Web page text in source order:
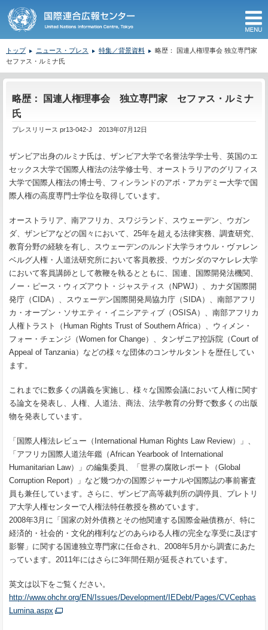
トップ ニュース・プレス 特集／背景資料
略歴： 国連人権理事会 独立専門家
セファス・ルミナ氏
略歴： 国連人権理事会 独立専門家 セファス・ルミナ
氏
プレスリリース pr13-042-J 2013年07月12日
ザンビア出身のルミナ氏は、ザンビア大学で名誉法学学士号、英国のエ
セックス大学で国際人権法の法学修士号、オーストラリアのグリフィス
大学で国際人権法の博士号、フィンランドのアボ・アカデミー大学で国
際人権の高度専門士学位を取得しています。
オーストラリア、南アフリカ、スワジランド、スウェーデン、ウガン
ダ、ザンビアなどの国々において、25年を超える法律実務、調査研究、
教育分野の経験を有し、スウェーデンのルンド大学ラオウル・ヴァレン
ベルグ人権・人道法研究所において客員教授、ウガンダのマケレレ大学
において客員講師として教鞭を執るとともに、国連、国際開発法機関、
ノー・ピース・ウィズアウト・ジャスティス（NPWJ）、カナダ国際開
発庁（CIDA）、スウェーデン国際開発局協力庁（SIDA）、南部アフリ
カ・オープン・ソサエティ・イニシアティブ（OSISA）、南部アフリカ
人権トラスト（Human Rights Trust of Southern Africa）、ウィメン・
フォー・チェンジ（Women for Change）、タンザニア控訴院（Court of
Appeal of Tanzania）などの様々な団体のコンサルタントを歴任してい
ます。
これまでに数多くの講義を実施し、様々な国際会議において人権に関す
る論文を発表し、人権、人道法、商法、法学教育の分野で数多くの出版
物を発表しています。
「国際人権法レビュー（International Human Rights Law Review）」、
「アフリカ国際人道法年鑑（African Yearbook of International
Humanitarian Law）」の編集委員、「世界の腐敗レポート（Global
Corruption Report）」など幾つかの国際ジャーナルや国際誌の事前審査
員も兼任しています。さらに、ザンビア高等裁判所の調停員、プレトリ
ア大学人権センターで人権法特任教授を務めています。
2008年3月に「国家の対外債務とその他関連する国際金融債務が、特に
経済的・社会的・文化的権利などのあらゆる人権の完全な享受に及ぼす
影響」に関する国連独立専門家に任命され、2008年5月から調査にあた
っています。2011年にはさらに3年間任期が延長されています。
英文は以下をご覧ください。
http://www.ohchr.org/EN/Issues/Development/IEDebt/Pages/CVCephas
Lumina.aspx